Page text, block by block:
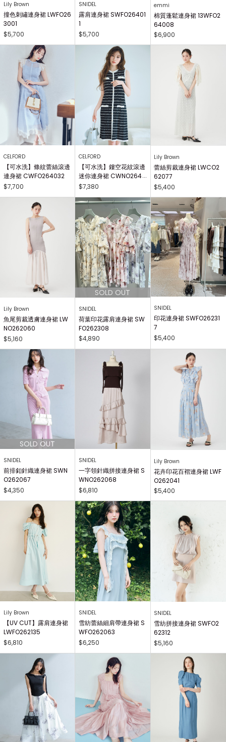
Lily Brown
撞色刺繡連身裙 LWFO26
3001
$5,700
SNIDEL
露肩連身裙 SWFO26401
1
$5,700
emmi
棉質蓬鬆連身裙 13WFO2
64008
$6,900
CELFORD
【可水洗】條紋蕾絲滾邊
連身裙 CWFO264032
$7,700
CELFORD
【可水洗】鏤空花紋滾邊
迷你連身裙 CWNO2640
34
$7,380
Lily Brown
蕾絲剪裁連身裙 LWCO2
62077
$5,400
Lily Brown
魚尾剪裁透膚連身裙 LW
NO262060
$5,160
SNIDEL
荷葉印花露肩連身裙 SW
FO262308
$4,890
SNIDEL
印花連身裙 SWFO26231
7
$5,400
SNIDEL
前排釦針織連身裙 SWN
O262067
$4,350
SNIDEL
一字領針織拼接連身裙 S
WNO262068
$6,810
Lily Brown
花卉印花百褶連身裙 LWF
O262041
$5,400
Lily Brown
【UV CUT】露肩連身裙
LWFO262135
$6,810
SNIDEL
雪紡蕾絲細肩帶連身裙 S
WFO262063
$6,250
SNIDEL
雪紡拼接連身裙 SWFO2
62312
$5,160